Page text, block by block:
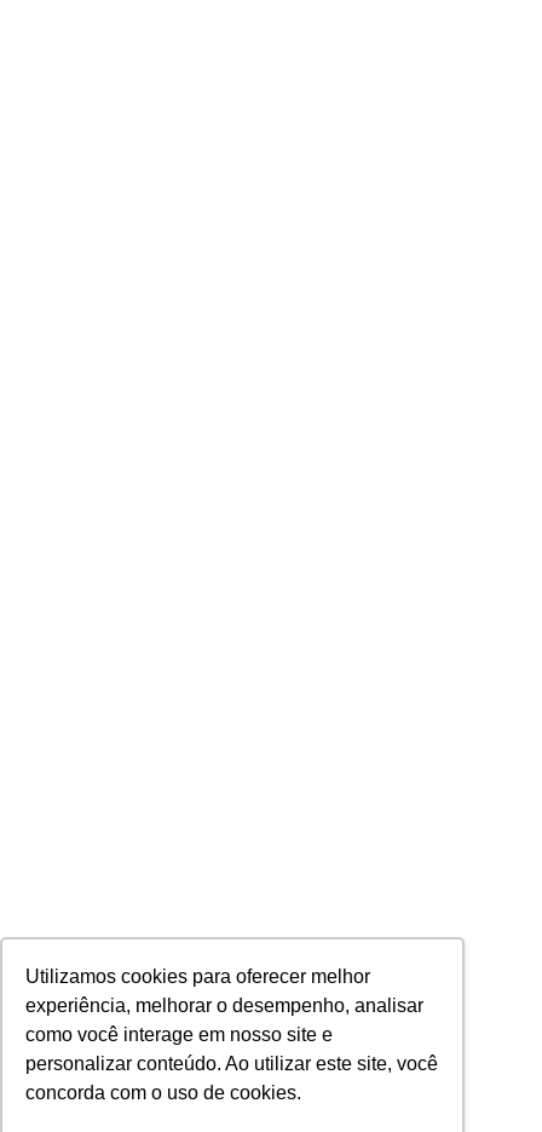
Utilizamos cookies para oferecer melhor
experiência, melhorar o desempenho, analisar
como você interage em nosso site e
personalizar conteúdo. Ao utilizar este site, você
concorda com o uso de cookies.